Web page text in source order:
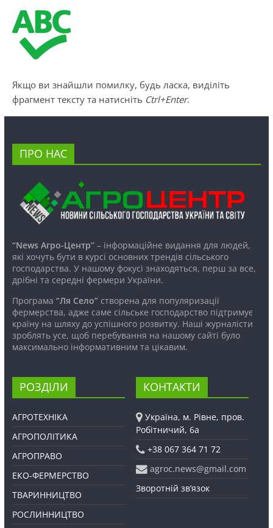
Якщо ви знайшли помилку, будь ласка, виділіть
фрагмент тексту та натисніть Ctrl+Enter.
ПРО НАС
“News Агро-Центр”– інформаційне видання для людей,
які хочуть бути в курсі основних трендів сільського
господарства. У нашому фокусі знаходяться, перш за все,
дрібні та середні фермери України.
Програма “Ля Село”створена для популяризації
фермерства, адже саме сільське господарство підтримує
країну на шляху до успішного розвитку. Наші журналісти
зроблять усе, щоб перебування на нашому сайті було
максимально інформативним та цікавим.
РОЗДІЛИ
АГРОТЕХНІКА
АГРОПОЛІТИКА
АГРОПРАВО
ЕКО-ФЕРМЕРСТВО
ТВАРИННИЦТВО
РОСЛИННИЦТВО
КОНТАКТИ
Україна, м. Рівне, пров.
Робітничий, 6а
+38 067 364 71 72
agroc.news@gmail.com
Зворотній зв’язок